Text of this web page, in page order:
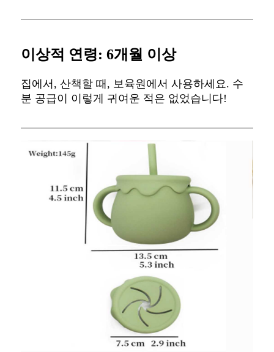
이상적 연령: 6개월 이상
집에서, 산책할 때, 보육원에서 사용하세요. 수
분 공급이 이렇게 귀여운 적은 없었습니다!